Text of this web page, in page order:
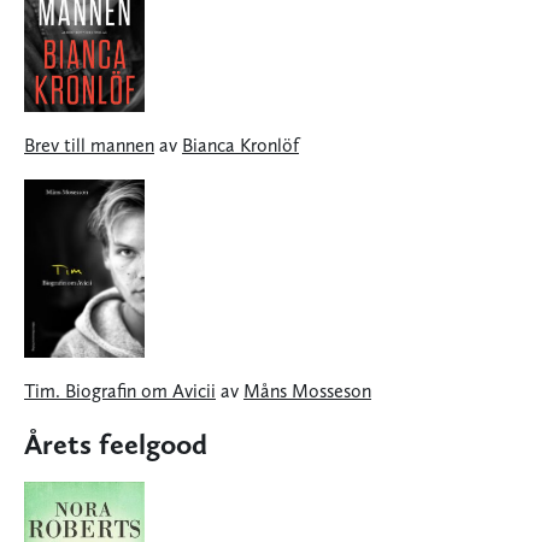
Brev till mannen av Bianca Kronlöf
Tim. Biografin om Avicii av Måns Mosseson
Årets feelgood